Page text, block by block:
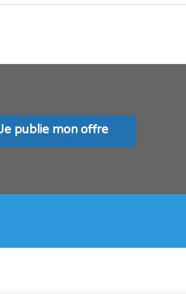
publie mon offre